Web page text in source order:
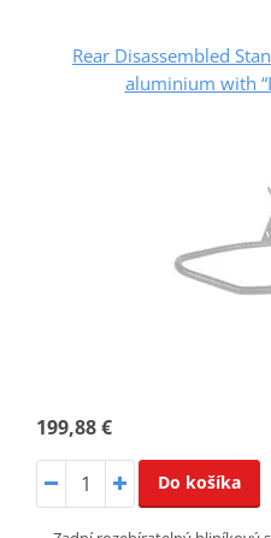
Rear Disassembled
aluminium with
199,88 €
Do košíka